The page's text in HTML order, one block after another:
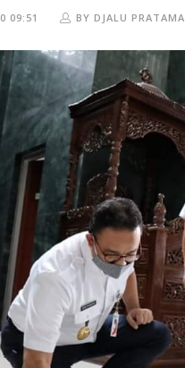
09:51 BY DJALU PRATAMA